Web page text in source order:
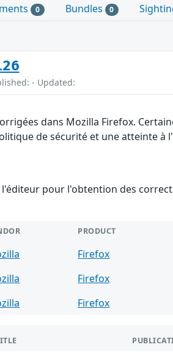
0 Bundles 0
- Updated:
dans Mozilla Firefox.
de sécurité et une atteinte à
pour l'obtention des
PRODUCT
Firefox
Firefox
Firefox